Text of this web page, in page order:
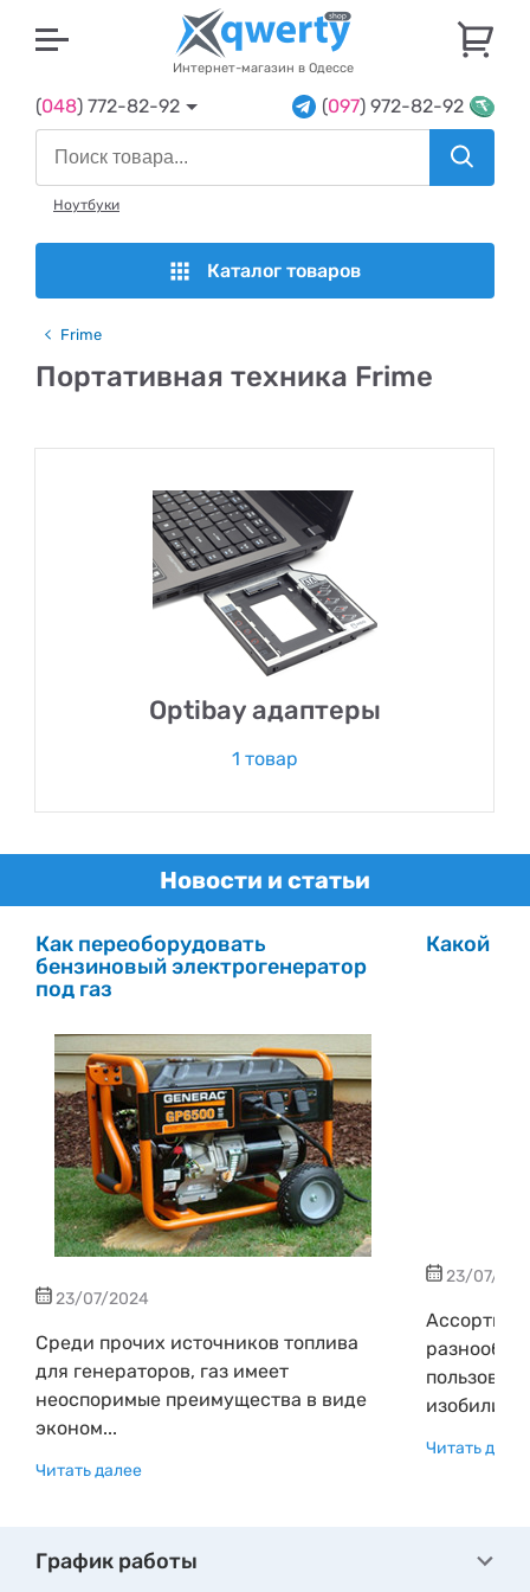
Интернет-магазин в Одессе
(048) 772-82-92 (097) 972-82-92
Ноутбуки
Каталог товаров
Frime
Портативная техника Frime
Optibay адаптеры
1 товар
Новости и статьи
Как переоборудовать
бензиновый электрогенератор
под газ
23/07/2024
Среди прочих источников топлива
для генераторов, газ имеет
неоспоримые преимущества в виде
эконом...
Читать далее
Какой
23/07/
изобилия
Читать
График работы